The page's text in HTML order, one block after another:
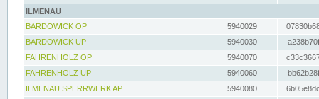
ILMENAU
BARDOWICK OP
5940029
BARDOWICK UP
5940030
FAHRENHOLZ OP
5940070
FAHRENHOLZ UP
5940060
ILMENAU SPERRWERK AP
5940080